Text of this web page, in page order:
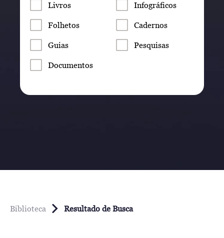
Livros Infográficos
Folhetos Cadernos
Guias Pesquisas
Documentos
Biblioteca Resultado de Busca